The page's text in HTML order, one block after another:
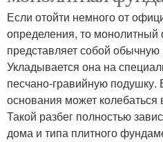
Если отойти немного от
определения, то
представляет собой обычную
Укладывается она на
песчано-гравийную подушку.
основания может колебаться
Такой разбег полностью
дома и типа плитного